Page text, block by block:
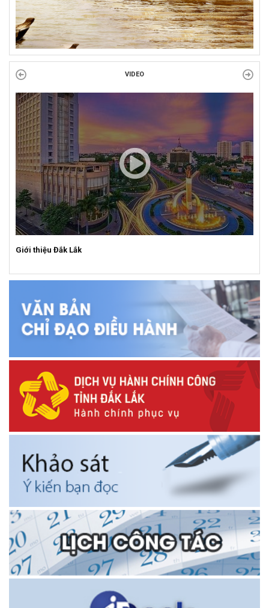
VIDEO
Giới thiệu Đắk Lắk